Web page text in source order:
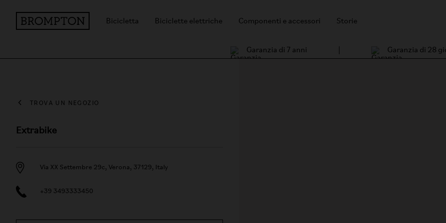
Bicicletta Biciclette elettriche Componenti e accessori Storie
Garanzia di 7 anni Garanzia di 28
TROVA UN NEGOZIO
Extrabike
Via XX Settembre 29c, Verona, 37129, Italy
+39 3493333450